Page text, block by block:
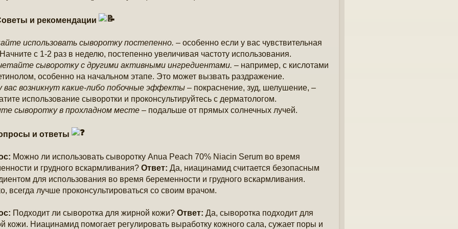
и рекомендации
использовать сыворотку постепенно. – особенно если у вас чувствительная
с 1-2 раз в неделю, постепенно увеличивая частоту использования.
сыворотку с другими активными ингредиентами. – например, с кислотами
особенно на начальном этапе. Это может вызвать раздражение.
вас возникнут какие-либо побочные эффекты – покраснение, зуд, шелушение, –
использование сыворотки и проконсультируйтесь с дерматологом.
сыворотку в прохладном месте – подальше от прямых солнечных лучей.
и ответы
Можно ли использовать сыворотку Anua Peach 70% Niacin Serum во время
и грудного вскармливания? Ответ: Да, ниацинамид считается безопасным
для использования во время беременности и грудного вскармливания.
всегда лучше проконсультироваться со своим врачом.
Подходит ли сыворотка для жирной кожи? Ответ: Да, сыворотка подходит для
кожи. Ниацинамид помогает регулировать выработку кожного сала, сужает поры и